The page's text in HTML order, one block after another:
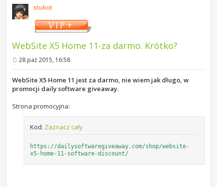
stukot
WebSite X5 Home 11-za darmo. Krótko?
o
s
28 paź 2015, 16:58
WebSite X5 Home 11 jest za darmo, nie wiem jak długo, w
promocji daily software giveaway.
Strona promocyjna:
Kod: Zaznacz cały
https://dailysoftwaregiveaway.com/shop/website-
x5-home-11-software-discount/